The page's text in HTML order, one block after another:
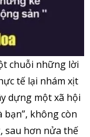
chuỗi những lời
tế lại nhám xịt
dựng một xã hội
không còn
sau hơn nửa thế